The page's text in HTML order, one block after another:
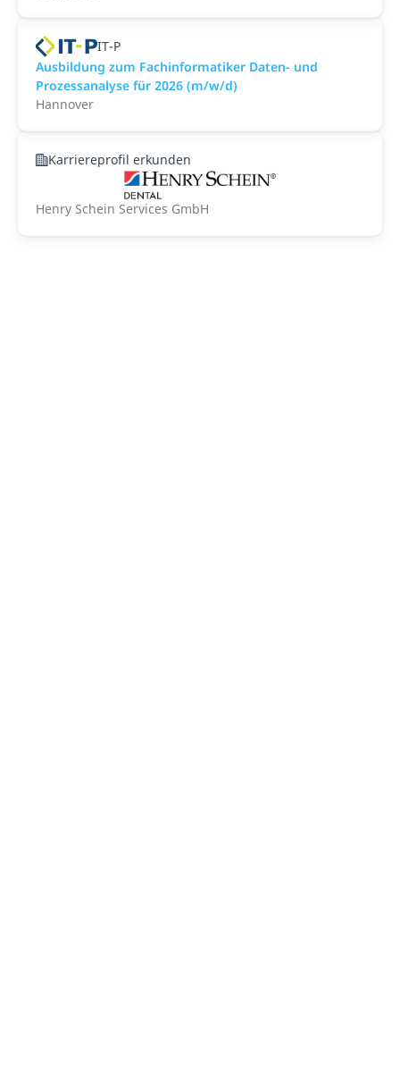
IT-P
Ausbildung zum Fachinformatiker Daten- und
Prozessanalyse für 2026 (m/w/d)
Hannover
Karriereprofil erkunden
Henry Schein Services GmbH